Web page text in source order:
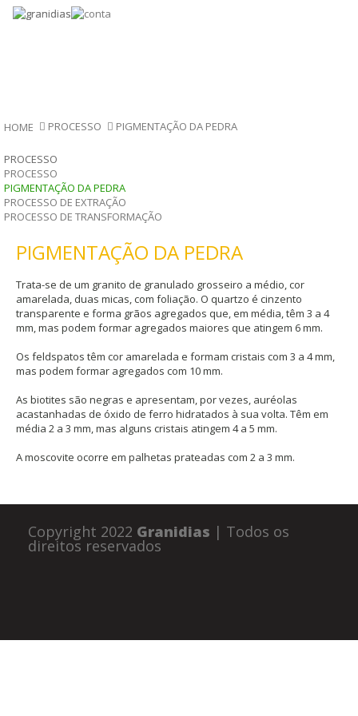
HOME PROCESSO PIGMENTAÇÃO DA PEDRA
PROCESSO
PROCESSO
PIGMENTAÇÃO DA PEDRA
PROCESSO DE EXTRAÇÃO
PROCESSO DE TRANSFORMAÇÃO
PIGMENTAÇÃO DA PEDRA
Trata-se de um granito de granulado grosseiro a médio, cor
amarelada, duas micas, com foliação. O quartzo é cinzento
transparente e forma grãos agregados que, em média, têm 3 a 4
mm, mas podem formar agregados maiores que atingem 6 mm.
Os feldspatos têm cor amarelada e formam cristais com 3 a 4 mm,
mas podem formar agregados com 10 mm.
As biotites são negras e apresentam, por vezes, auréolas
acastanhadas de óxido de ferro hidratados à sua volta. Têm em
média 2 a 3 mm, mas alguns cristais atingem 4 a 5 mm.
A moscovite ocorre em palhetas prateadas com 2 a 3 mm.
Copyright 2022 Granidias | Todos os
direitos reservados